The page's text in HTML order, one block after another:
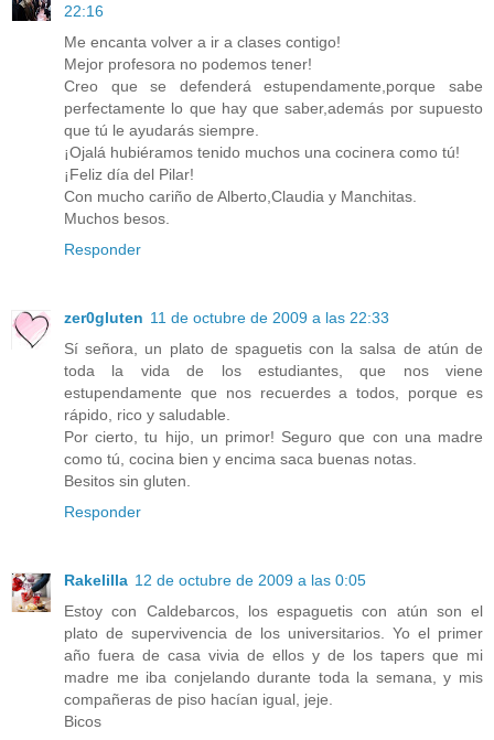
22:16
Me encanta volver a ir a clases contigo!
Mejor profesora no podemos tener!
Creo que se defenderá estupendamente,porque sabe
perfectamente lo que hay que saber,además por supuesto
que tú le ayudarás siempre.
¡Ojalá hubiéramos tenido muchos una cocinera como tú!
¡Feliz día del Pilar!
Con mucho cariño de Alberto,Claudia y Manchitas.
Muchos besos.
Responder
zer0gluten 11 de octubre de 2009 a las 22:33
Sí señora, un plato de spaguetis con la salsa de atún de
toda la vida de los estudiantes, que nos viene
estupendamente que nos recuerdes a todos, porque es
rápido, rico y saludable.
Por cierto, tu hijo, un primor! Seguro que con una madre
como tú, cocina bien y encima saca buenas notas.
Besitos sin gluten.
Responder
Rakelilla 12 de octubre de 2009 a las 0:05
Estoy con Caldebarcos, los espaguetis con atún son el
plato de supervivencia de los universitarios. Yo el primer
año fuera de casa vivia de ellos y de los tapers que mi
madre me iba conjelando durante toda la semana, y mis
compañeras de piso hacían igual, jeje.
Bicos